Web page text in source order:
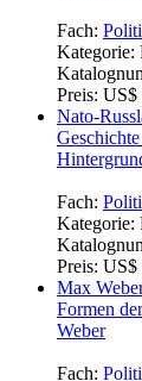
Fach:
Kategorie:
Preis: US$
Nato-
Fach:
Kategorie:
Preis: US$
Max
Formen
Weber
Fach: